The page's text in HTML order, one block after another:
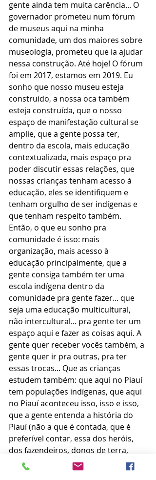
gente ainda tem muita carência... O
governador prometeu num fórum
de museus aqui na minha
comunidade, um dos maiores sobre
museologia, prometeu que ia ajudar
nessa construção. Até hoje! O fórum
foi em 2017, estamos em 2019. Eu
sonho que nosso museu esteja
construído, a nossa oca também
esteja construída, que o nosso
espaço de manifestação cultural se
amplie, que a gente possa ter,
dentro da escola, mais educação
contextualizada, mais espaço pra
poder discutir essas relações, que
nossas crianças tenham acesso à
educação, eles se identifiquem e
tenham orgulho de ser indígenas e
que tenham respeito também.
Então, o que eu sonho pra
comunidade é isso: mais
organização, mais acesso à
educação principalmente, que a
gente consiga também ter uma
escola indígena dentro da
comunidade pra gente fazer... que
seja uma educação multicultural,
não intercultural... pra gente ter um
espaço aqui e fazer as coisas aqui. A
gente quer receber vocês também, a
gente quer ir pra outras, pra ter
essas trocas... Que as crianças
estudem também: que aqui no Piauí
tem populações indígenas, que aqui
no Piauí aconteceu isso, isso e isso,
que a gente entenda a história do
Piauí (não a que é contada, que é
preferível contar, essa dos heróis,
dos fazendeiros, donos de terra,
tudo mais). Que eles não sejam tão
valorizados porque eles